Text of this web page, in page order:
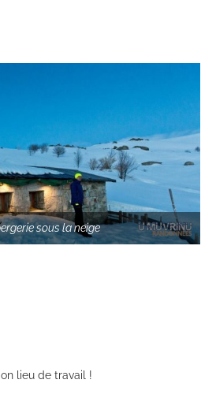
sous la neige
lieu de travail !